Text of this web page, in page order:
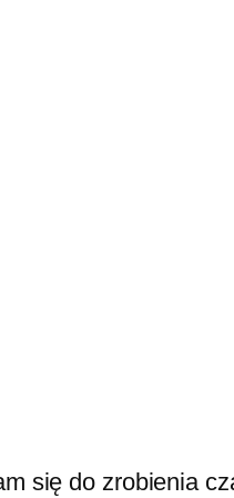
się do zrobienia